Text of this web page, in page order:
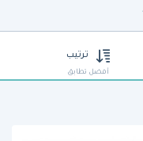
ترتيب
أفضل تطابق